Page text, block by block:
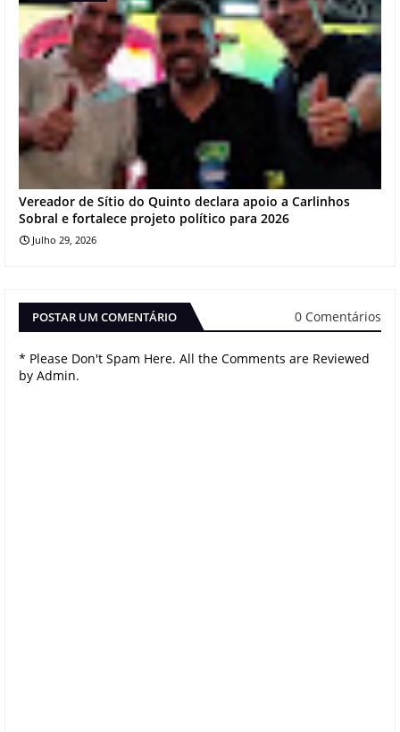
Vereador de Sítio do Quinto declara apoio a Carlinhos
Sobral e fortalece projeto político para 2026
Julho 29, 2026
POSTAR UM COMENTÁRIO 0 Comentários
* Please Don't Spam Here. All the Comments are Reviewed
by Admin.